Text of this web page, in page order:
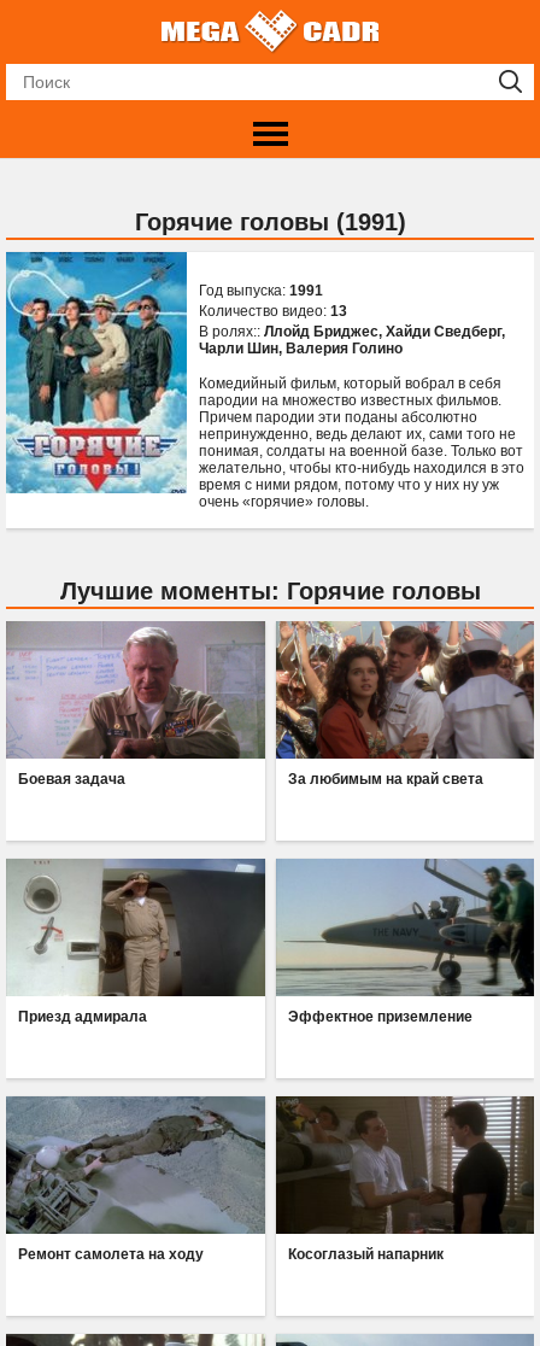
Горячие головы (1991)
Год выпуска: 1991
Количество видео: 13
В ролях:: Ллойд Бриджес, Хайди Сведберг,
Чарли Шин, Валерия Голино
Комедийный фильм, который вобрал в себя
пародии на множество известных фильмов.
Причем пародии эти поданы абсолютно
непринужденно, ведь делают их, сами того не
понимая, солдаты на военной базе. Только вот
желательно, чтобы кто-нибудь находился в это
время с ними рядом, потому что у них ну уж
очень «горячие» головы.
Лучшие моменты: Горячие головы
Боевая задача За любимым на край света
Приезд адмирала Эффектное приземление
Ремонт самолета на ходу Косоглазый напарник